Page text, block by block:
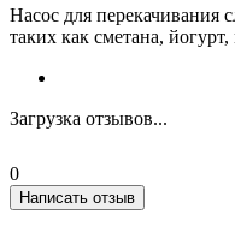
Насос для перекачивания
таких как сметана,
Загрузка отзывов...
0
Написать отзыв